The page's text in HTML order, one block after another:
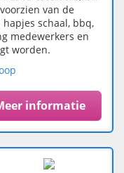
van de
schaal, bbq,
medewerkers en
worden.
informatie